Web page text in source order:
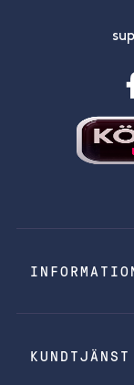
KUNDTJÄNST